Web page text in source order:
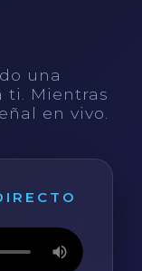
una
ti. Mientras
en vivo.